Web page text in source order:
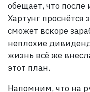
обещает, что
Хартунг
сможет вскоре
неплохие
жизнь всё же
этот план.
Напомним, что на